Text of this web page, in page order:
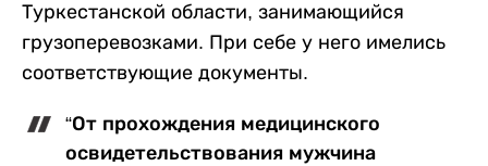
Туркестанской области, занимающийся
грузоперевозками. При себе у него имелись
соответствующие документы.
“От прохождения медицинского
освидетельствования мужчина